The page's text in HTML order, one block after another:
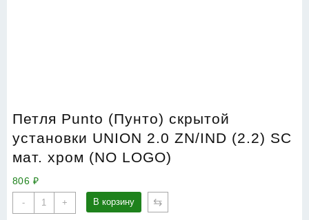
Петля Punto (Пунто) скрытой
установки UNION 2.0 ZN/IND (2.2) SC
мат. хром (NO LOGO)
806₽
-
Количество
товара
+ В корзину ⇆